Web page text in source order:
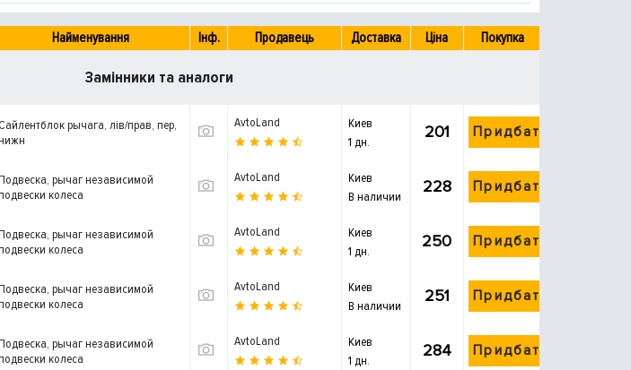
Найменування Інф. Продавець Доставка Ціна Покупка
Замінники та аналоги
Сайлентблок рычага, лiв/прав, пер,
AvtoLand
Киев
1 дн.
201 Придбати
рычаг независимой
колеса
AvtoLand
Киев
В наличии
228 Придбати
рычаг независимой
колеса
AvtoLand
Киев
1 дн.
250 Придбати
рычаг независимой
колеса
AvtoLand
Киев
В наличии
251 Придбати
рычаг независимой
колеса
AvtoLand
Киев
1 дн.
284 Придбати